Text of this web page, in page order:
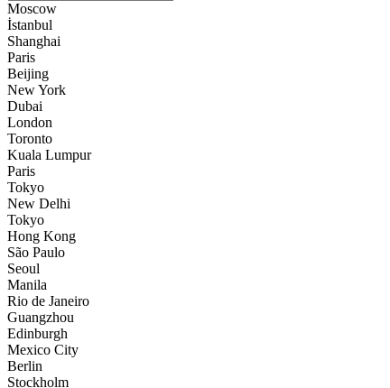
Moscow
İstanbul
Shanghai
Paris
Beijing
New York
Dubai
London
Toronto
Kuala Lumpur
Paris
Tokyo
New Delhi
Tokyo
Hong Kong
São Paulo
Seoul
Manila
Rio de Janeiro
Guangzhou
Edinburgh
Mexico City
Berlin
Stockholm